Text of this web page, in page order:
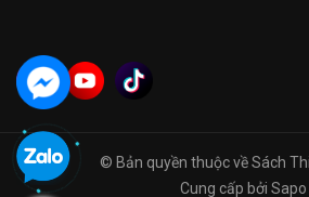
© Bản quyền thuộc vềSách
Cung cấp bởi Sapo